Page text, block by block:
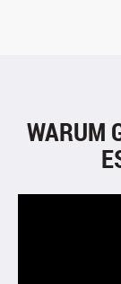
WARUM